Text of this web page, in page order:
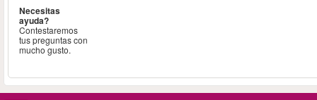
Necesitas
ayuda?
Contestaremos
tus preguntas con
mucho gusto.